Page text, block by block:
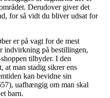
Derudover giver det
for så vidt du bliver udsat for
er på vagt for de mest
indvirkning på bestillingen,
tilbyder. I den
at man stadig sikrer ens
kan bevidne sin
uafhængig om man skal
barn.